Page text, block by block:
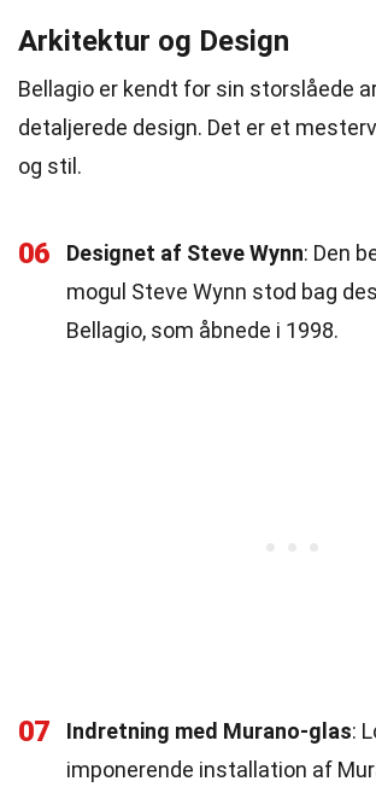
Arkitektur og Design
Bellagio er kendt for sin storslåede
detaljerede design. Det er et
og stil.
06 Designet af Steve Wynn: Den
mogul Steve Wynn stod bag
Bellagio, som åbnede i 1998.
07 Indretning med Murano-glas:
imponerende installation af